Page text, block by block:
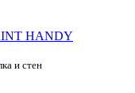
и стен